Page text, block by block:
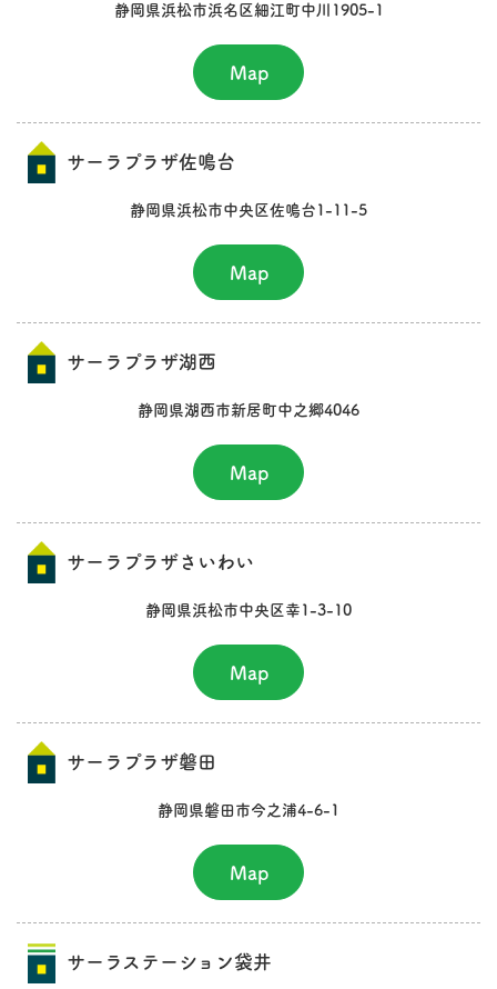
静岡県浜松市浜名区細江町中川1905-1
Map
サーラプラザ佐鳴台
静岡県浜松市中央区佐鳴台1-11-5
Map
サーラプラザ湖西
静岡県湖西市新居町中之郷4046
Map
サーラプラザさいわい
静岡県浜松市中央区幸1-3-10
Map
サーラプラザ磐田
静岡県磐田市今之浦4-6-1
Map
サーラステーション袋井